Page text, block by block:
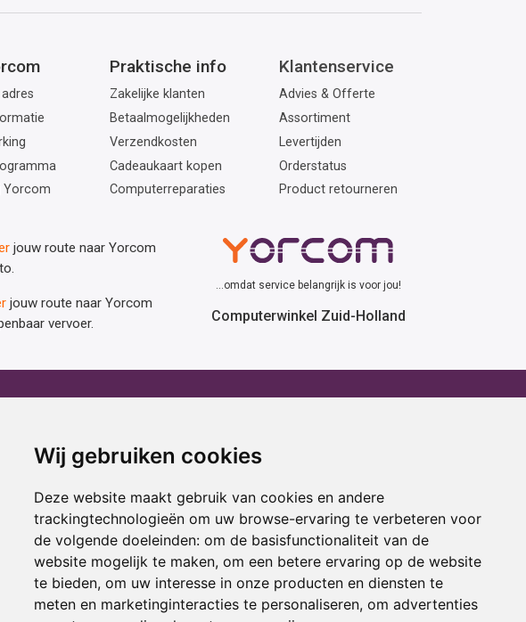
Wij gebruiken cookies
Deze website maakt gebruik van cookies en andere
trackingtechnologieën om uw browse-ervaring te verbeteren voor
de volgende doeleinden: om de basisfunctionaliteit van de
website mogelijk te maken, om een betere ervaring op de website
te bieden, om uw interesse in onze producten en diensten te
meten en marketinginteracties te personaliseren, om advertenties
Yorcom
Praktische info
Zakelijke klanten
Betaalmogelijkheden
Verzendkosten
Cadeaukaart kopen
Computerreparaties
Klantenservice
Advies & Offerte
Assortiment
Levertijden
Orderstatus
Product retourneren
jouw route naar Yorcom
jouw route naar Yorcom
vervoer.
...omdat service belangrijk is voor jou!
Computerwinkel Zuid-Holland
huis
bedrijven
Statafel huren
Laptop huren
Beamer huren
Racestoel huren
Projectiescherm huren
Cadeau ideeën
Print service
Kortingscode
Reviews Sponsoring Acties